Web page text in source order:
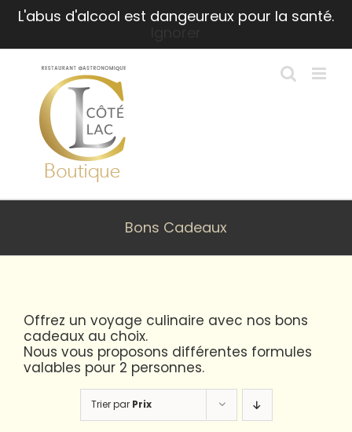
L'abus d'alcool est dangeureux pour la santé.
Passer
Bons Cadeaux
Offrez un voyage culinaire avec nos bons
cadeaux au choix.
Nous vous proposons différentes formules
valables pour 2 personnes.
Trier par Prix